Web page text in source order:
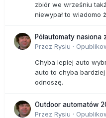
zbiór we wrześniu
niewypał to wiadomo
Półautomaty
Przez Rysiu ·
Chyba lepiej auto
auto to chyba
odnoszę.
Outdoor automatów
Przez Rysiu ·